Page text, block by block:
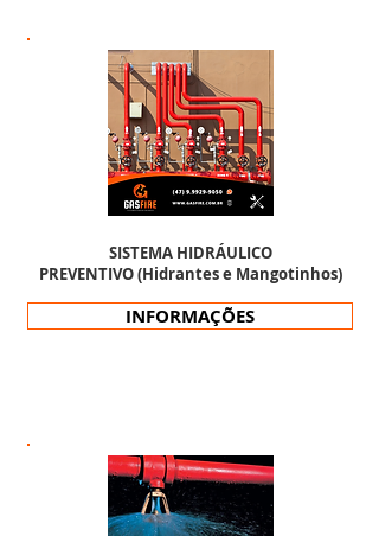
INFORMAÇÕES
SISTEMA HIDRÁULICO
PREVENTIVO (Hidrantes e Mangotinhos)